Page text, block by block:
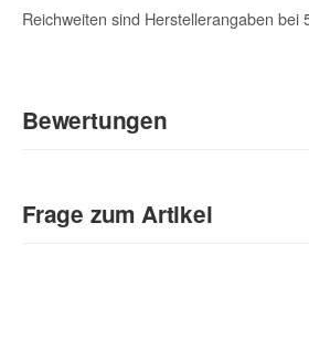
Reichweiten sind Herstellerangaben bei
Bewertungen
Sie Anderen bei der Kaufentscheidung:
Frage zum Artikel